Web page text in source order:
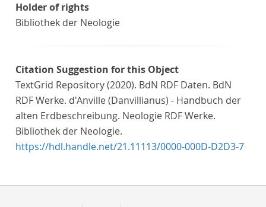
Holder of rights
Bibliothek der Neologie
Citation Suggestion for this Object
TextGrid Repository (2020). BdN RDF Daten. BdN
RDF Werke. d'Anville (Danvillianus) - Handbuch der
alten Erdbeschreibung. Neologie RDF Werke.
Bibliothek der Neologie.
https://hdl.handle.net/21.11113/0000-000D-D2D3-7